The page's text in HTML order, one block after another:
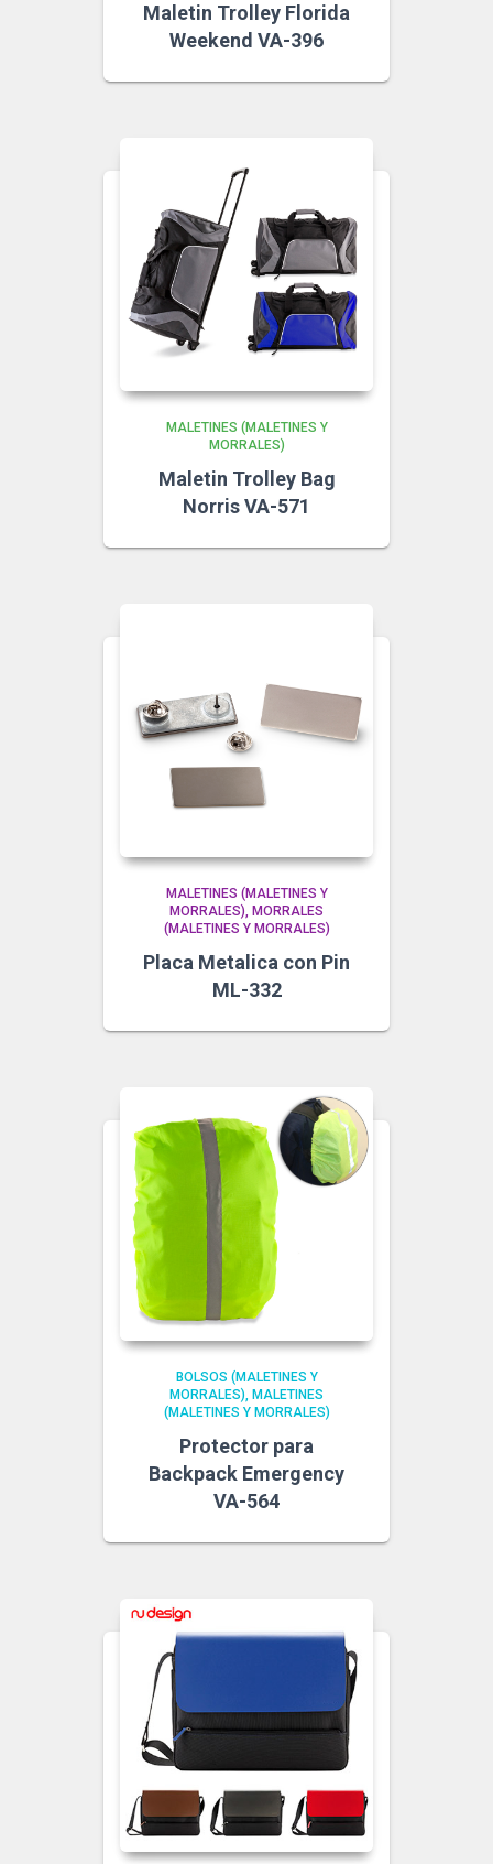
Maletin Trolley Florida
Weekend VA-396
MALETINES (MALETINES Y
MORRALES)
Maletin Trolley Bag
Norris VA-571
MALETINES (MALETINES Y
MORRALES)
MORRALES
(MALETINES Y MORRALES)
Placa Metalica con Pin
ML-332
BOLSOS (MALETINES Y
MORRALES) MALETINES
(MALETINES Y MORRALES)
Protector para
Backpack Emergency
VA-564